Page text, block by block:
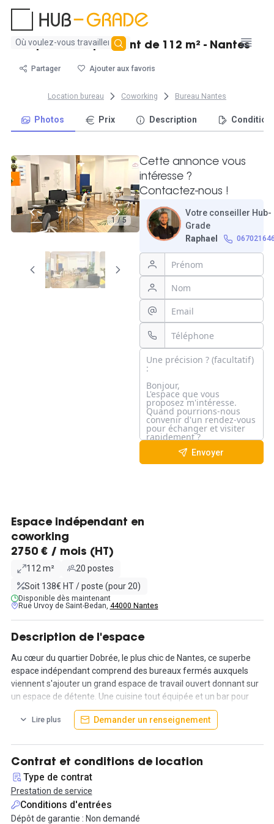
Aucun
trouvé
Espace indépendant de 112 m² - Nantes
Partager Ajouter aux favoris
Location bureau Coworking Bureau Nantes
Photos Prix Description
1 / 5
Cette annonce vous
intéresse ?
Contactez-nous !
Votre conseiller Hub-
Grade
Raphael
Envoyer
Espace indépendant en
coworking
2750 € / mois (HT)
112 m²
20 postes
Soit 138€ HT / poste (pour 20)
Disponible dès maintenant
Rue Urvoy de Saint-Bedan, 44000 Nantes
Description de l'espace
Au cœur du quartier Dobrée, le plus chic de Nantes, ce superbe
espace indépendant comprend des bureaux fermés auxquels
viennent s'ajouter un grand espace de travail ouvert donnant sur
un espace de détente. Une cuisine tout équipée et un bar pour
des moments gourmands et les afterwork ainsi que des canapés
et une console de jeux pour les moments détentes et plaisirs !
instants privilégiés avec vos collègues coworker, parce que
travailler rime aussi avec plaisir !.
L'espace peut être loué par une ou plusieurs entreprises, les
bureaux fermés étant séparés par un mur pour garantir intimité
et sécurité au quotidien. Tout est inclus dans le prix : connexion
Lire plus Demander un renseignement
Contrat et conditions de location
Type de contrat
Prestation de service
Conditions d'entrées
Dépôt de garantie : Non demandé